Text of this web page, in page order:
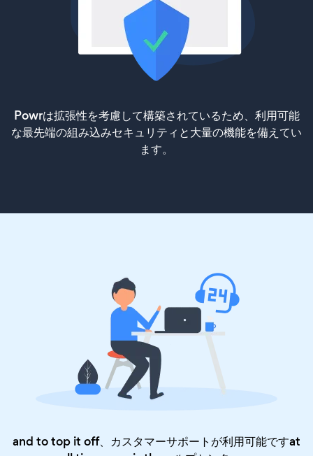
Powrは拡張性を考慮して構築されているため、利用可能
な最先端の組み込みセキュリティと大量の機能を備えてい
ます。
and to top it off、カスタマーサポートが利用可能ですat